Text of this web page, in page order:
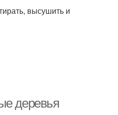
высушить и
деревья